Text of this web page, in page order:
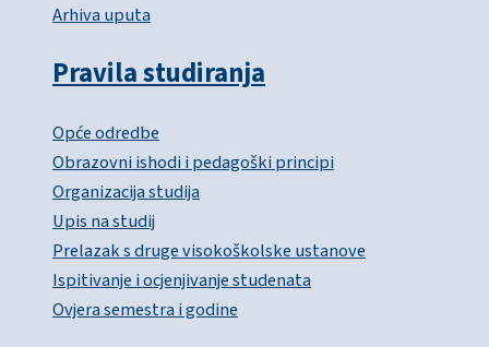
Arhiva uputa
Pravila studiranja
Opće odredbe
Obrazovni ishodi i pedagoški principi
Organizacija studija
Upis na studij
Prelazak s druge visokoškolske ustanove
Ispitivanje i ocjenjivanje studenata
Ovjera semestra i godine